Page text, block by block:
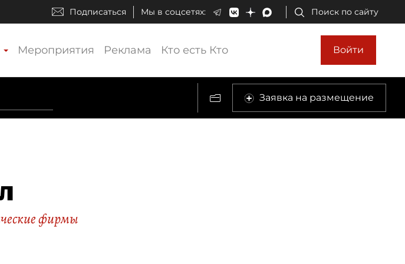
Подписаться Мы в соцсетях: Поиск по сайту
Мероприятия Реклама Кто есть Кто Войти
Заявка на размещение
фирмы